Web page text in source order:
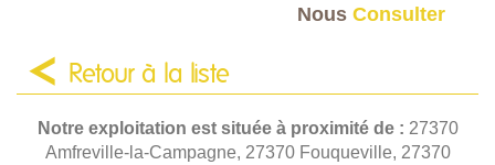
Nous Consulter
Retour à la liste
Notre exploitation est située à proximité de : 27370
Amfreville-la-Campagne, 27370 Fouqueville, 27370